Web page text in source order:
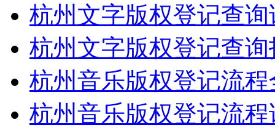
杭州文字版权登记查询
杭州文字版权登记查询
杭州音乐版权登记流
杭州音乐版权登记流程